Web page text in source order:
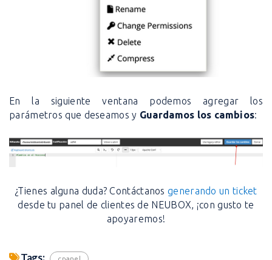
En la siguiente ventana podemos agregar los
parámetros que deseamos y Guardamos los cambios:
¿Tienes alguna duda? Contáctanosgenerando un ticket
desde tu panel de clientes de NEUBOX, ¡con gusto te
apoyaremos!
Tags: